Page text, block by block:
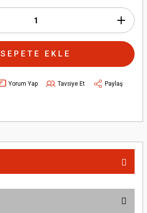
SEPETE EKLE
Yorum Yap Tavsiye Et
Paylaş